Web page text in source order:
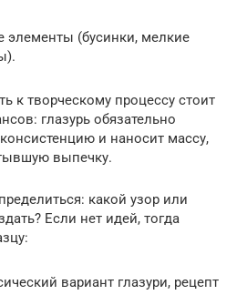
элементы (бусинки, мелкие
к творческому процессу стоит
глазурь обязательно
и наносит массу,
выпечку.
какой узор или
Если нет идей, тогда
вариант глазури, рецепт